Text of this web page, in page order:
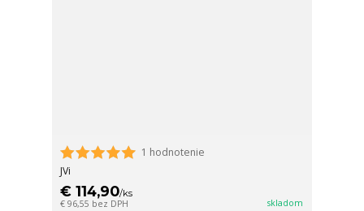
1 hodnotenie
JVi
€ 114,90/ks
€ 96,55 bez DPH skladom